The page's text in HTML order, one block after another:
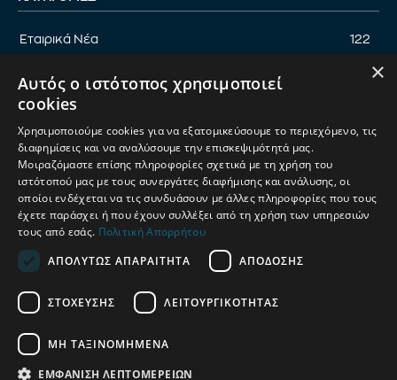
Εταιρικά Νέα 122
Αφιέρωμα
Νέα Προϊόντα
Παρουσίαση προϊόντων
Έρευνα 71
ΟΡΟΙ ΧΡΗΣΗΣ
×
Αυτός ο ιστότοπος χρησιμοποιεί
cookies
Χρησιμοποιούμε cookies για να εξατομικεύσουμε το περιεχόμενο, τις
διαφημίσεις και να αναλύσουμε την επισκεψιμότητά μας.
Μοιραζόμαστε επίσης πληροφορίες σχετικά με τη χρήση του
ιστότοπού μας με τους συνεργάτες διαφήμισης και ανάλυσης, οι
οποίοι ενδέχεται να τις συνδυάσουν με άλλες πληροφορίες που τους
έχετε παράσχει ή που έχουν συλλέξει από τη χρήση των υπηρεσιών
τους από εσάς. Πολιτική Απορρήτου
ΑΠΟΛΎΤΩΣ ΑΠΑΡΑΊΤΗΤΑ
ΑΠΌΔΟΣΗΣ
ΣΤΌΧΕΥΣΗΣ ΛΕΙΤΟΥΡΓΙΚΌΤΗΤΑΣ
ΜΗ ΤΑΞΙΝΟΜΗΜΈΝΑ
ΕΜΦΆΝΙΣΗ ΛΕΠΤΟΜΕΡΕΙΏΝ